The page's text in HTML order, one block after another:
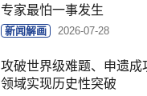
专家最怕一事发生
新闻解画 2026-07-28
攻破世界级难题、申遗成
领域实现历史性突破